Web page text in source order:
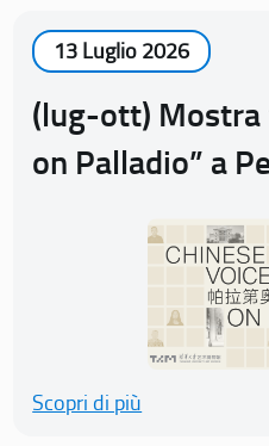
13 Luglio 2026
(lug-ott) Mostra
on Palladio” a
Scopri di più